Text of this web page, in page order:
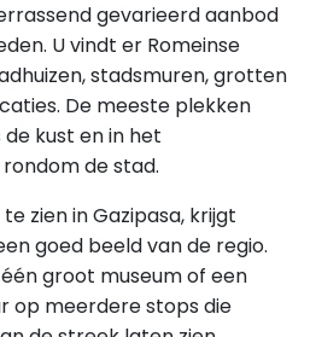
gevarieerd aanbod
U vindt er Romeinse
stadsmuren, grotten
De meeste plekken
kust en in het
de stad.
zien in Gazipasa, krijgt
goed beeld van de regio.
groot museum of een
op meerdere stops die